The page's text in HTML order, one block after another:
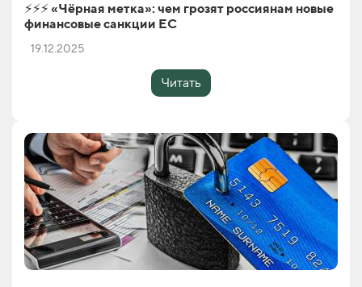
⚡️⚡️⚡️ «Чёрная метка»: чем грозят россиянам новые
финансовые санкции ЕС
19.12.2025
Читать